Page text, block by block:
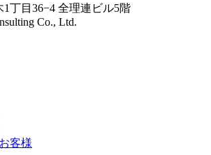
丁目36−4 全理連ビル5階
Co., Ltd.
客様